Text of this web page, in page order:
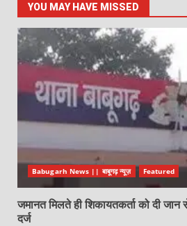
YOU MAY HAVE MISSED
Babugarh News || बाबूगढ़ न्यूज़ Featured
जमानत मिलते ही शिकायतकर्ता को दी
दर्ज